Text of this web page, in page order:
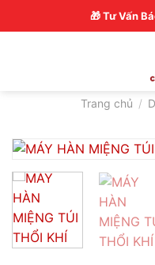
to
Trang chủ /
🎁 Tư Vấn